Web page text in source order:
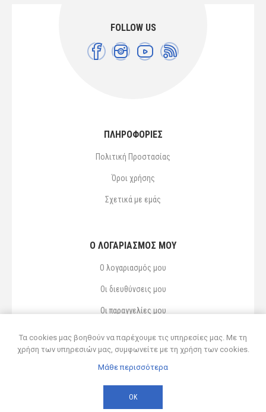
FOLLOW US
ΠΛΗΡΟΦΟΡΙΕΣ
Πολιτική Προστασίας
Όροι χρήσης
Σχετικά με εμάς
Ο ΛΟΓΑΡΙΑΣΜΌΣ ΜΟΥ
Ο λογαριασμός μου
Οι διευθύνσεις μου
Οι παραγγελίες μου
© 2026 Δ ΚΥΡΣΑΝΙΔΗΣ ΚΑΙ ΥΙΟΣ ΟΕ
Τα cookies μας βοηθούν να παρέχουμε τις υπηρεσίες μας. Με τη
χρήση των υπηρεσιών μας, συμφωνείτε με τη χρήση των cookies.
Μάθε περισσότερα
ΟΚ